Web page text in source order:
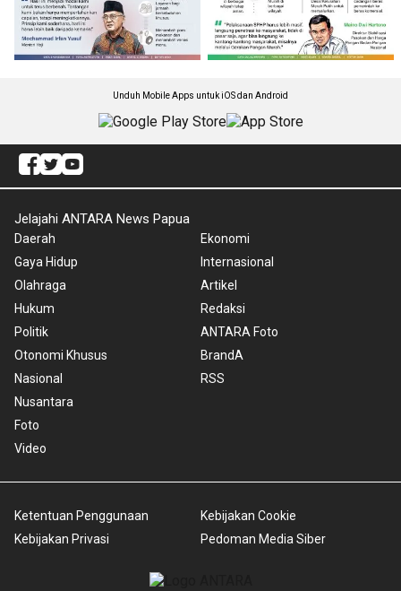
Unduh Mobile Apps untuk iOS dan Android
Jelajahi ANTARA News Papua
Daerah
Gaya Hidup
Olahraga
Hukum
Politik
Otonomi Khusus
Nasional
Nusantara
Foto
Video
Ekonomi
Internasional
Artikel
Redaksi
ANTARA Foto
BrandA
RSS
Ketentuan Penggunaan
Kebijakan Privasi
Kebijakan Cookie
Pedoman Media Siber